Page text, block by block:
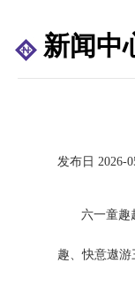
新闻中
发布日 2026-
六一童趣
趣、快意遨